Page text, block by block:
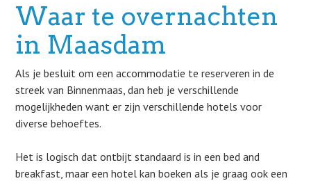
Waar te overnachten
in Maasdam
Als je besluit om een accommodatie te reserveren in de
streek van Binnenmaas, dan heb je verschillende
mogelijkheden want er zijn verschillende hotels voor
diverse behoeftes.
Het is logisch dat ontbijt standaard is in een bed and
breakfast, maar een hotel kan boeken als je graag ook een